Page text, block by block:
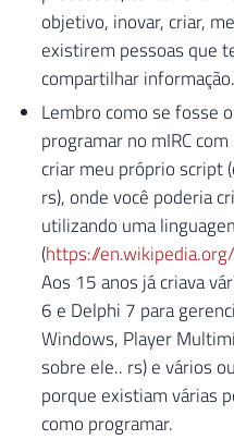
objetivo, inovar, criar,
existirem pessoas que
compartilhar informação.
Lembro como se fosse
programar no mIRC
criar meu próprio script
rs), onde você poderia
utilizando uma
(https://
Aos 15 anos já criava
6 e Delphi 7 para
Windows, Player
sobre ele.. rs) e vários
porque existiam várias
como programar.